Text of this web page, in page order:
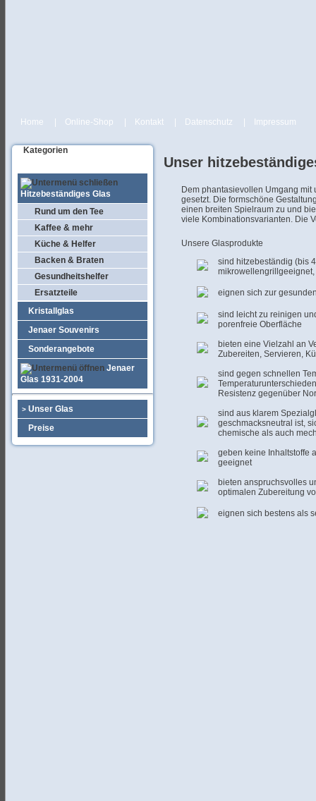
Home Online-Shop Kontakt Datenschutz Impressum
Kategorien
Hitzebeständiges Glas
Rund um den Tee
Kaffee & mehr
Küche & Helfer
Backen & Braten
Gesundheitshelfer
Ersatzteile
Kristallglas
Jenaer Souvenirs
Sonderangebote
Jenaer
Glas 1931-2004
> Unser Glas
Preise
Unser
Dem phantasievollen Umgang
gesetzt. Die formschöne
einen breiten Spielraum zu und
viele Kombinationsvarianten. Die
Unsere Glasprodukte
sind hitzebeständig (bis
eignen sich zur
sind leicht zu reinigen
porenfreie Oberfläche
bieten eine Vielzahl an
Zubereiten, Servieren,
sind gegen schnellen
Resistenz gegenüber
sind aus klarem
geschmacksneutral ist,
chemische als auch
geben keine Inhaltstoffe
geeignet
bieten anspruchsvolles
optimalen Zubereitung
eignen sich bestens als